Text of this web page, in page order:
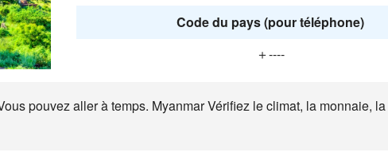
Code du pays (pour téléphone)
＋----
pouvez aller à temps. Myanmar Vérifiez le climat, la monnaie,